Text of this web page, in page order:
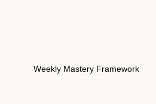
Weekly Mastery Framework